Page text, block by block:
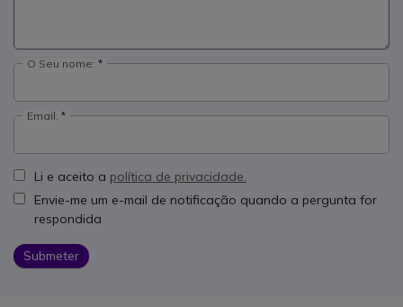
O Seu nome:
Email:
Li e aceito a política de privacidade.
Envie-me um e-mail de notificação quando a pergunta for
respondida
Submeter